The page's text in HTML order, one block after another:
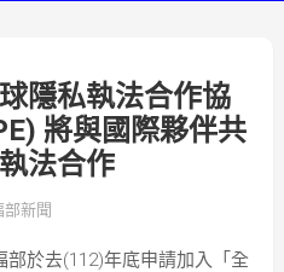
隱私執法合作協
將與國際夥伴共
法合作
部新聞
於去(112)年底申請加入「全